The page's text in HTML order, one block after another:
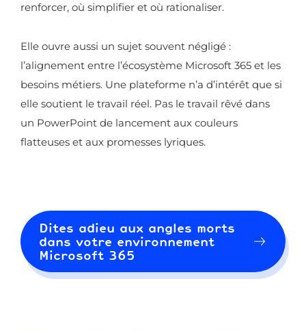
renforcer, où simplifier et où rationaliser.
Elle ouvre aussi un sujet souvent négligé :
l’alignement entre l’écosystème Microsoft 365 et les
besoins métiers. Une plateforme n’a d’intérêt que si
elle soutient le travail réel. Pas le travail rêvé dans
un PowerPoint de lancement aux couleurs
flatteuses et aux promesses lyriques.
Dites adieu aux angles morts
dans votre environnement
Microsoft 365